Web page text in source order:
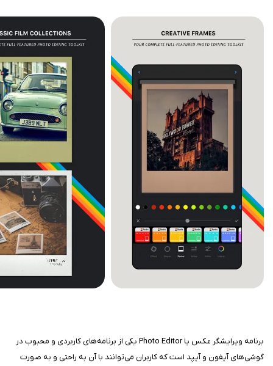
برنامه ویرایشگر عکس یا Photo Editor یکی از برنامه‌های کاربردی و محبوب در
گوشی‌های آیفون و آیپد است که کاربران می‌توانند با آن به راحتی و به صورت